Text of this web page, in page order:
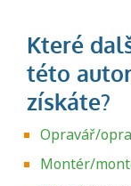
Opravář/
Montér/